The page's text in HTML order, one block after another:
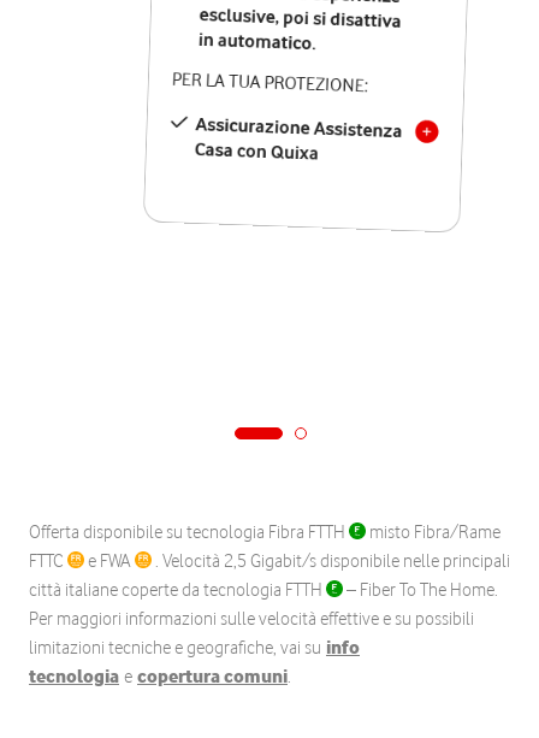
in automatico.
PER LA TUA PROTEZIONE:
Assicurazione Assistenza
Casa con Quixa
Offerta disponibile su tecnologia Fibra FTTH
misto Fibra/Rame
FTTC
e FWA
. Velocità 2,5 Gigabit/s disponibile nelle principali
città italiane coperte da tecnologia FTTH
– Fiber To The Home.
Per maggiori informazioni sulle velocità effettive e su possibili
limitazioni tecniche e geografiche, vai su info
tecnologia e copertura comuni.